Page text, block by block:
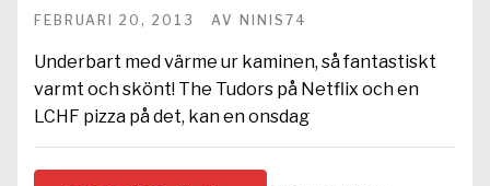
FEBRUARI 20, 2013 AV NINIS74
Underbart med värme ur kaminen, så fantastiskt
varmt och skönt! The Tudors på Netflix och en
LCHF pizza på det, kan en onsdag